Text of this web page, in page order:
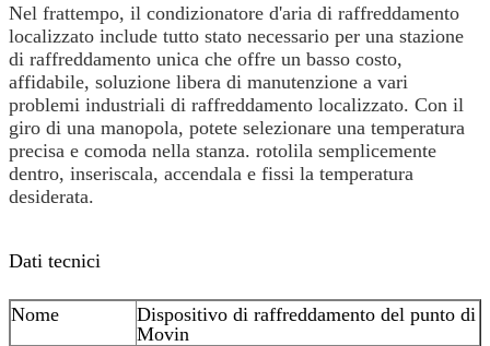
Nel frattempo, il condizionatore d'aria di raffreddamento
localizzato include tutto stato necessario per una stazione
di raffreddamento unica che offre un basso costo,
affidabile, soluzione libera di manutenzione a vari
problemi industriali di raffreddamento localizzato. Con il
giro di una manopola, potete selezionare una temperatura
precisa e comoda nella stanza. rotolila semplicemente
dentro, inseriscala, accendala e fissi la temperatura
desiderata.
Dati tecnici
Nome
Dispositivo di raffreddamento del punto di
Movin